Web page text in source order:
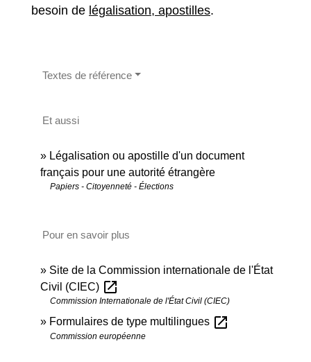
besoin de légalisation, apostilles.
Textes de référence
Et aussi
Légalisation ou apostille d'un document
français pour une autorité étrangère
Papiers - Citoyenneté - Élections
Pour en savoir plus
Site de la Commission internationale de l'État
Civil (CIEC) open_in_new
Commission Internationale de l'État Civil (CIEC)
Formulaires de type multilingues open_in_new
Commission européenne